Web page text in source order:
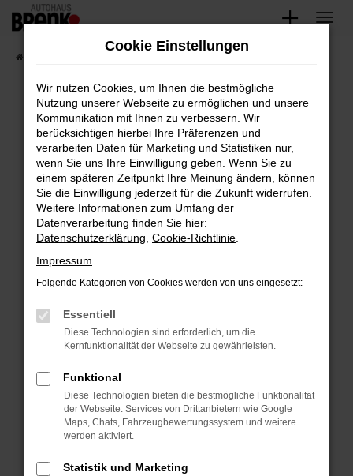
Zum
springen
Unsere Fahrzeuge
Fehler: Network Error
Beim Laden ist ein Fehler aufgetreten.
Hier sind ein paar Tipps, die dir helfen können:
Überprüfe deine Firewall und deine
Internetverbindung.
Laden andere Webseiten, zum Beispiel deine
Suchmaschine?
Prüfe deine Browsererweiterungen.
können das Laden bestimmter Seiten
verhindern. Funktioniert die Seite in einem
anderen Browser oder in einem privaten
Starte dein Gerät neu.
Das kann manchmal helfen, vorübergehende
Probleme zu beheben.
Betriebssystem auf dem neuesten Stand
Cookie Einstellungen
Wir nutzen Cookies, um Ihnen die bestmögliche
Nutzung unserer Webseite zu ermöglichen und unsere
Kommunikation mit Ihnen zu verbessern. Wir
berücksichtigen hierbei Ihre Präferenzen und
verarbeiten Daten für Marketing und Statistiken nur,
wenn Sie uns Ihre Einwilligung geben. Wenn Sie zu
einem späteren Zeitpunkt Ihre Meinung ändern, können
Sie die Einwilligung jederzeit für die Zukunft widerrufen.
Weitere Informationen zum Umfang der
Datenverarbeitung finden Sie hier:
Datenschutzerklärung Cookie-Richtlinie
Impressum
Folgende Kategorien von Cookies werden von uns eingesetzt:
Essentiell
Diese Technologien sind erforderlich, um die
Kernfunktionalität der Webseite zu gewährleisten.
Funktional
Diese Technologien bieten die bestmögliche Funktionalität
der Webseite. Services von Drittanbietern wie Google
Maps, Chats, Fahrzeugbewertungssystem und weitere
werden aktiviert.
Statistik und Marketing